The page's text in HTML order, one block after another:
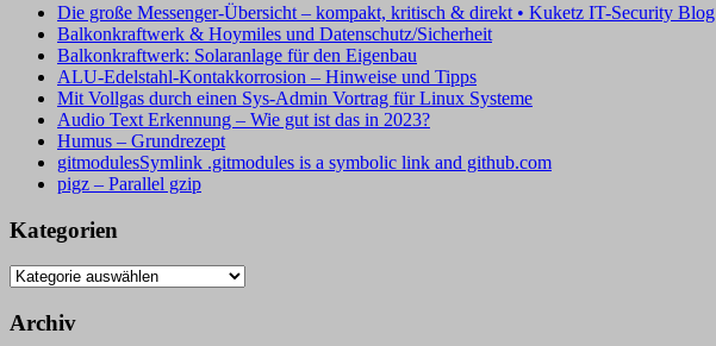
Die große Messenger-Übersicht – kompakt, kritisch & direkt • Kuketz IT-Security Blog
Balkonkraftwerk & Hoymiles und Datenschutz/Sicherheit
Balkonkraftwerk: Solaranlage für den Eigenbau
ALU-Edelstahl-Kontakkorrosion – Hinweise und Tipps
Mit Vollgas durch einen Sys-Admin Vortrag für Linux Systeme
Audio Text Erkennung – Wie gut ist das in 2023?
Humus – Grundrezept
gitmodulesSymlink .gitmodules is a symbolic link and github.com
pigz – Parallel gzip
Kategorien
Kategorien
Archiv